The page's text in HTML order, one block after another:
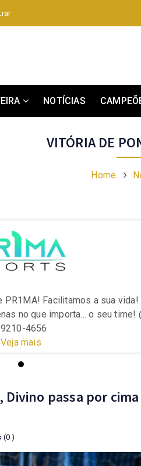
NOTÍCIAS
VITÓRIA DE
Home
PR1MA! Facilitamos a sua vida!
no que importa... o seu time!
4656
Veja mais
passa por
(0 )